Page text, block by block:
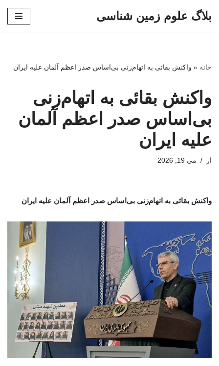
بلاگ علوم زمین شناسی
خانه » واکنش بقائی به اتهام‌زنی بی‌اساس صدر اعظم آلمان علیه ایران
واکنش بقائی به اتهام‌زنی
بی‌اساس صدر اعظم آلمان
علیه ایران
از می 19, 2026
واکنش بقائی به اتهام‌زنی بی‌اساس صدر اعظم آلمان علیه ایران